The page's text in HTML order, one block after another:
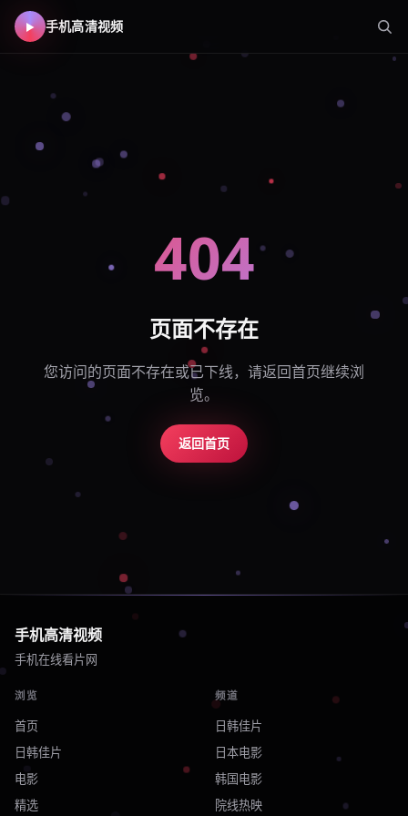
手机高清视频
404
页面不存在
您访问的页面不存在或已下线，请返回首页继续浏
览。
返回首页
手机高清视频
手机在线看片网
浏览
首页
日韩佳片
电影
精选
频道
日韩佳片
日本电影
韩国电影
院线热映